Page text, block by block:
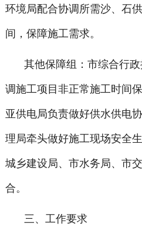
环境局配合协调所需沙、石
间，保障施工需求。
其他保障组：市综合行
调施工项目非正常施工时间
亚供电局负责做好供水供电
理局牵头做好施工现场安全
城乡建设局、市水务局、市
合。
三、工作要求